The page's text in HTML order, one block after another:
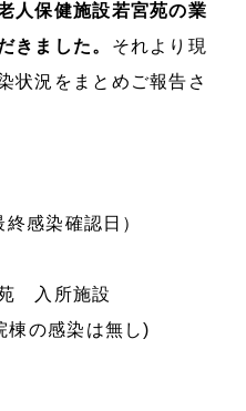
人保健施設若宮苑の業
きました。 それより現
状況をまとめご報告さ
感染確認日）
入所施設
の感染は無し)